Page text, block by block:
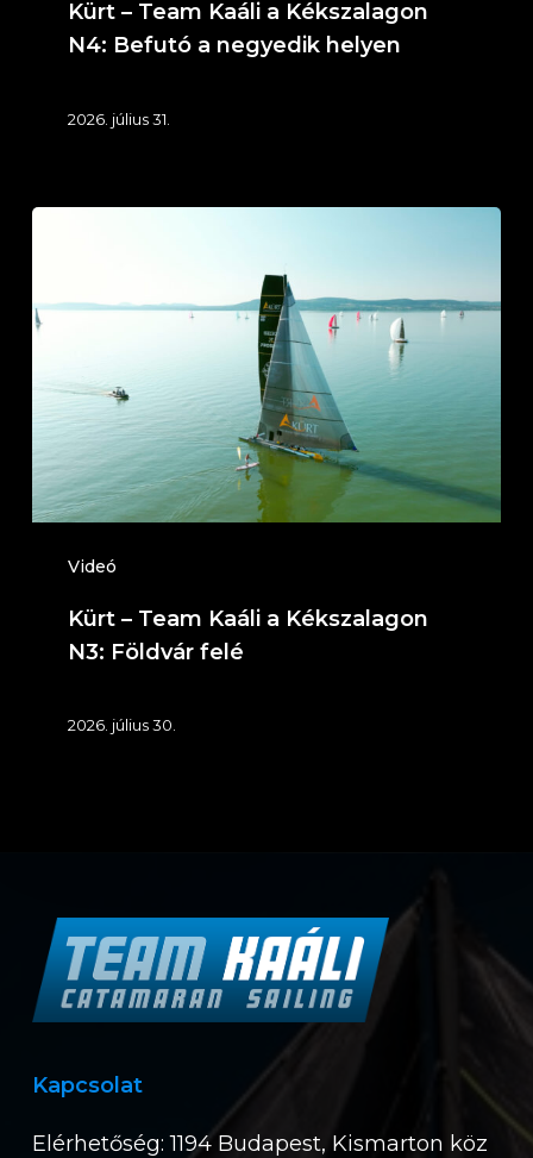
Kürt – Team Kaáli a Kékszalagon
N4: Befutó a negyedik helyen
2026. július 31.
Videó
Team
Kaáli
Kékszalagon
N3:
Földvár
felé
Kürt – Team Kaáli a Kékszalagon
N3: Földvár felé
2026. július 30.
Kapcsolat
Elérhetőség: 1194 Budapest, Kismarton köz